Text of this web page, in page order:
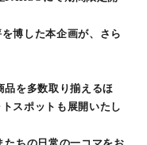
博した本企画が、さら
品を多数取り揃えるほ
スポットも展開いたし